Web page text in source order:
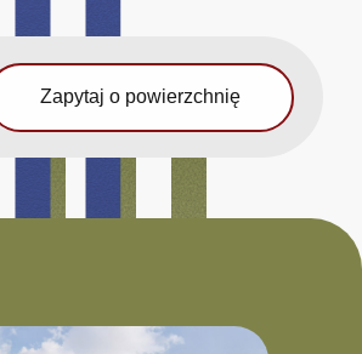
Zapytaj o powierzchnię